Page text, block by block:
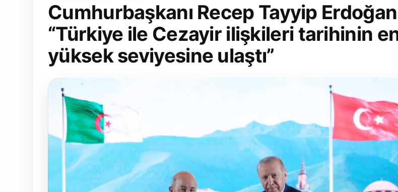
Cumhurbaşkanı Recep Tayyip
“Türkiye ile Cezayir ilişkileri tarihinin
yüksek seviyesine ulaştı”